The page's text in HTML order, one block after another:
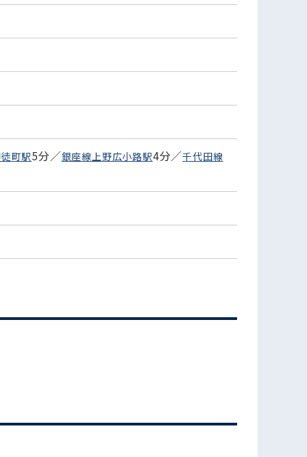
町駅5分／銀座線上野広小路駅4分／千代田線